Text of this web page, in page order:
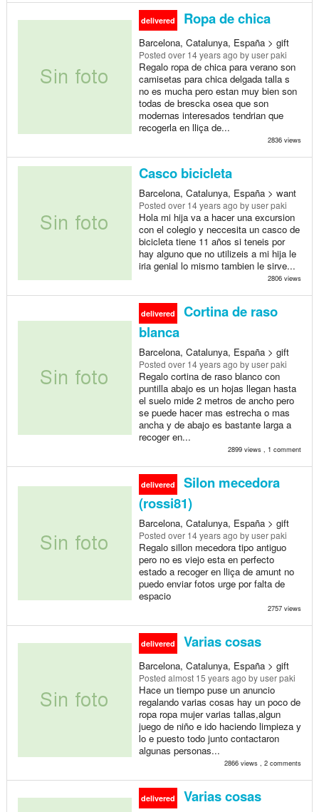
delivered Ropa de chica
Barcelona, Catalunya, España > gift
Posted over 14 years ago by user paki
Regalo ropa de chica para verano son
camisetas para chica delgada talla s
no es mucha pero estan muy bien son
todas de brescka osea que son
modernas interesados tendrian que
recogerla en lliça de...
2836 views
Casco bicicleta
Barcelona, Catalunya, España > want
Posted over 14 years ago by user paki
Hola mi hija va a hacer una excursion
con el colegio y neccesita un casco de
bicicleta tiene 11 años si teneis por
hay alguno que no utilizeis a mi hija le
iria genial lo mismo tambien le sirve...
2806 views
delivered
Cortina de raso
blanca
Barcelona, Catalunya, España > gift
Posted over 14 years ago by user paki
Regalo cortina de raso blanco con
puntilla abajo es un hojas llegan hasta
el suelo mide 2 metros de ancho pero
se puede hacer mas estrecha o mas
ancha y de abajo es bastante larga a
recoger en...
2899 views , 1 comment
delivered
Silon mecedora
(rossi81)
Barcelona, Catalunya, España > gift
Posted over 14 years ago by user paki
Regalo sillon mecedora tipo antiguo
pero no es viejo esta en perfecto
estado a recoger en lliça de amunt no
puedo enviar fotos urge por falta de
espacio
2757 views
delivered Varias cosas
Barcelona, Catalunya, España > gift
Posted almost 15 years ago by user paki
Hace un tiempo puse un anuncio
regalando varias cosas hay un poco de
ropa ropa mujer varias tallas,algun
juego de niño e ido haciendo limpieza y
lo e puesto todo junto contactaron
algunas personas...
2866 views , 2 comments
delivered Varias cosas